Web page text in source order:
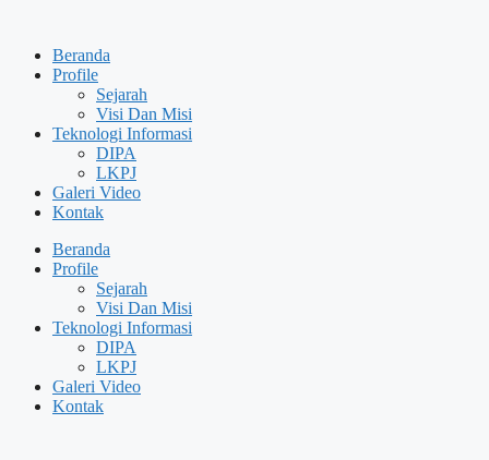
contentBeranda
Profile
Sejarah
Visi Dan Misi
Teknologi Informasi
DIPA
LKPJ
Galeri Video
Kontak
Beranda
Profile
Sejarah
Visi Dan Misi
Teknologi Informasi
DIPA
LKPJ
Galeri Video
Kontak